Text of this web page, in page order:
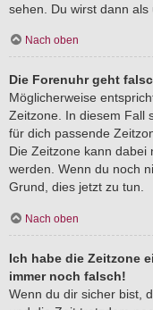
sehen. Du wirst dann als
Nach oben
Die Forenuhr geht
Möglicherweise
Zeitzone. In diesem Fall
für dich passende
Die Zeitzone kann
werden. Wenn du noch
Grund, dies jetzt zu tun.
Nach oben
Ich habe die Zeitzone
immer noch falsch!
Wenn du dir sicher bist,